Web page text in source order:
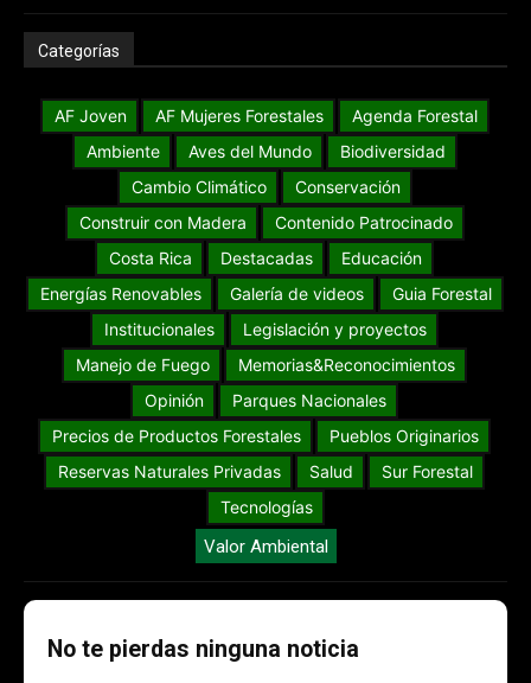
Categorías
AF Joven AF Mujeres Forestales
Agenda Forestal
Ambiente
Aves del Mundo
Biodiversidad
Cambio Climático
Conservación
Construir con Madera
Contenido Patrocinado
Costa Rica
Destacadas
Educación
Energías Renovables
Galería de videos
Guia Forestal
Institucionales
Legislación y proyectos
Manejo de Fuego
Memorias&Reconocimientos
Opinión
Parques Nacionales
Precios de Productos Forestales
Pueblos Originarios
Reservas Naturales Privadas
Salud
Sur Forestal
Tecnologías
Valor Ambiental
No te pierdas ninguna noticia